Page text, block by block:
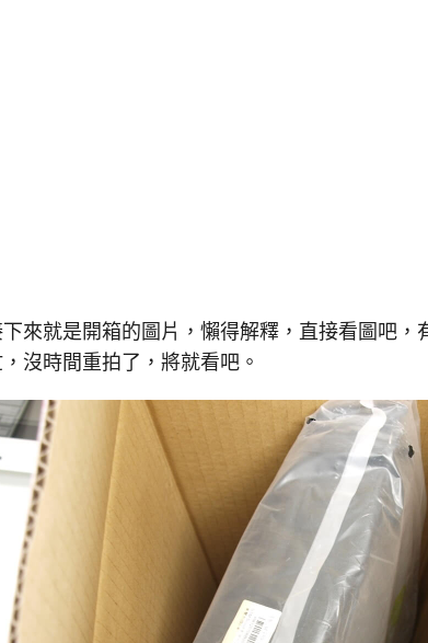
來就是開箱的圖片，懶得解釋，直接看圖吧
沒時間重拍了，將就看吧。